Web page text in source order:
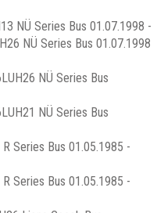
NÜ Series Bus 01.07.1998 -
NÜ Series Bus 01.07.1998
NÜ Series Bus
NÜ Series Bus
Series Bus 01.05.1985 -
Series Bus 01.05.1985 -